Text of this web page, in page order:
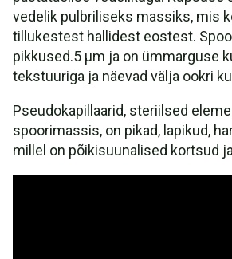
vedelik pulbriliseks massiks, mis
tillukestest hallidest eostest.
pikkused.5 µm ja on ümmarguse
tekstuuriga ja näevad välja ookri
Pseudokapillaarid, steriilsed
spoorimassis, on pikad, lapikud,
millel on põikisuunalised kortsud